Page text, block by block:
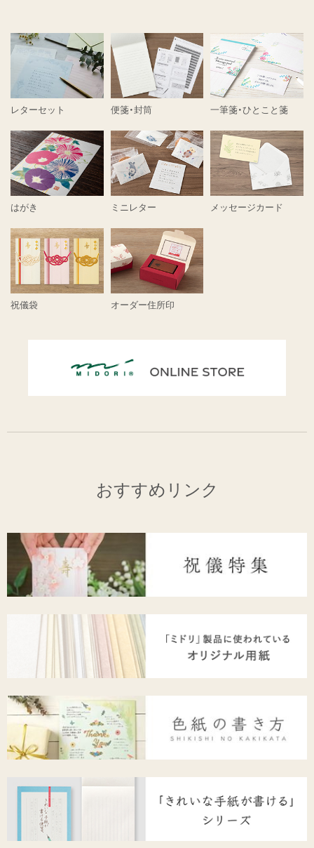
レターセット 便箋・封筒 一筆箋・ひとこと箋
はがき ミニレター メッセージカード
祝儀袋 オーダー住所印
おすすめリンク